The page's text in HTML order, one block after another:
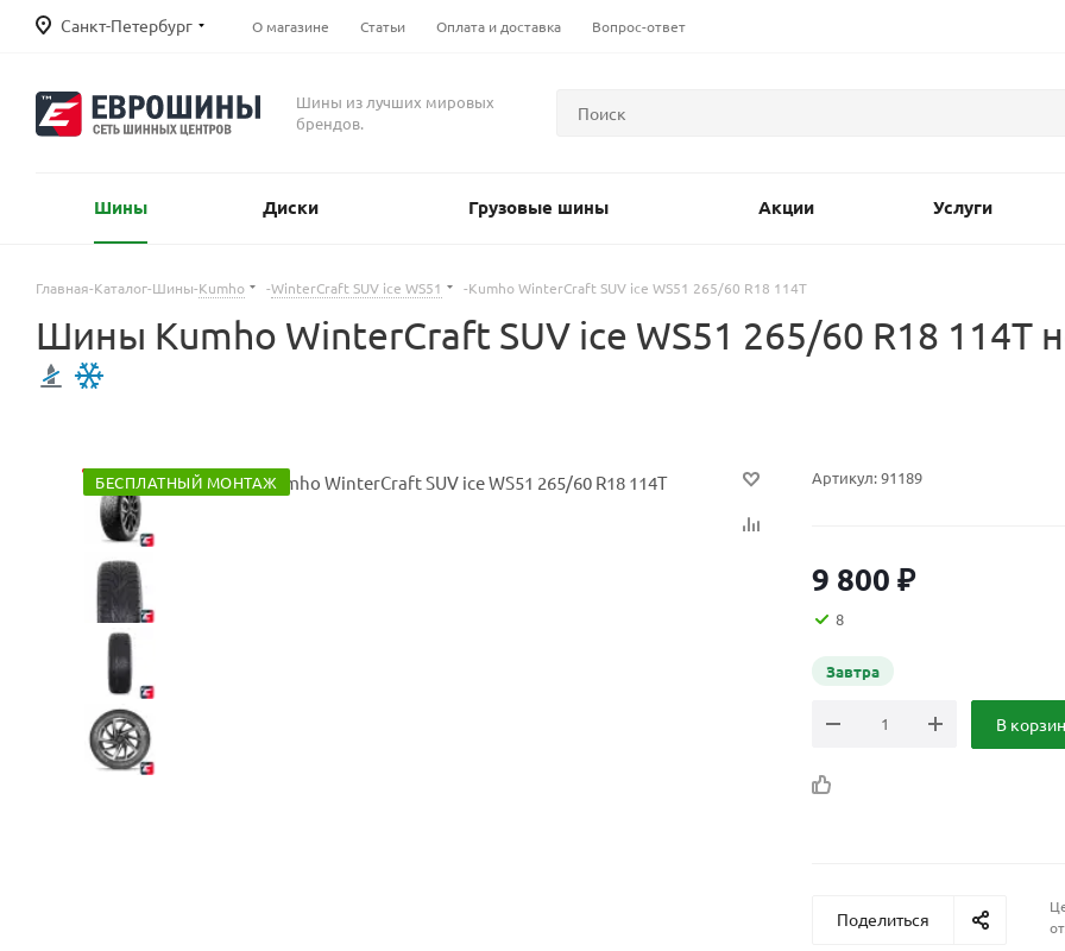
Санкт-Петербург О магазине Статьи Оплата и доставка Вопрос-ответ
Шины из лучших мировых
брендов.
Шины Диски Грузовые шины Акции Услуги
Главная-Каталог-Шины-Kumho -WinterCraft SUV ice WS51 -Kumho WinterCraft SUV ice WS51 265/60 R18 114T
Шины Kumho WinterCraft SUV ice WS51 265/60 R18
БЕСПЛАТНЫЙ МОНТАЖ Артикул:91189
9 800 ₽
8
Завтра
В
Поделиться